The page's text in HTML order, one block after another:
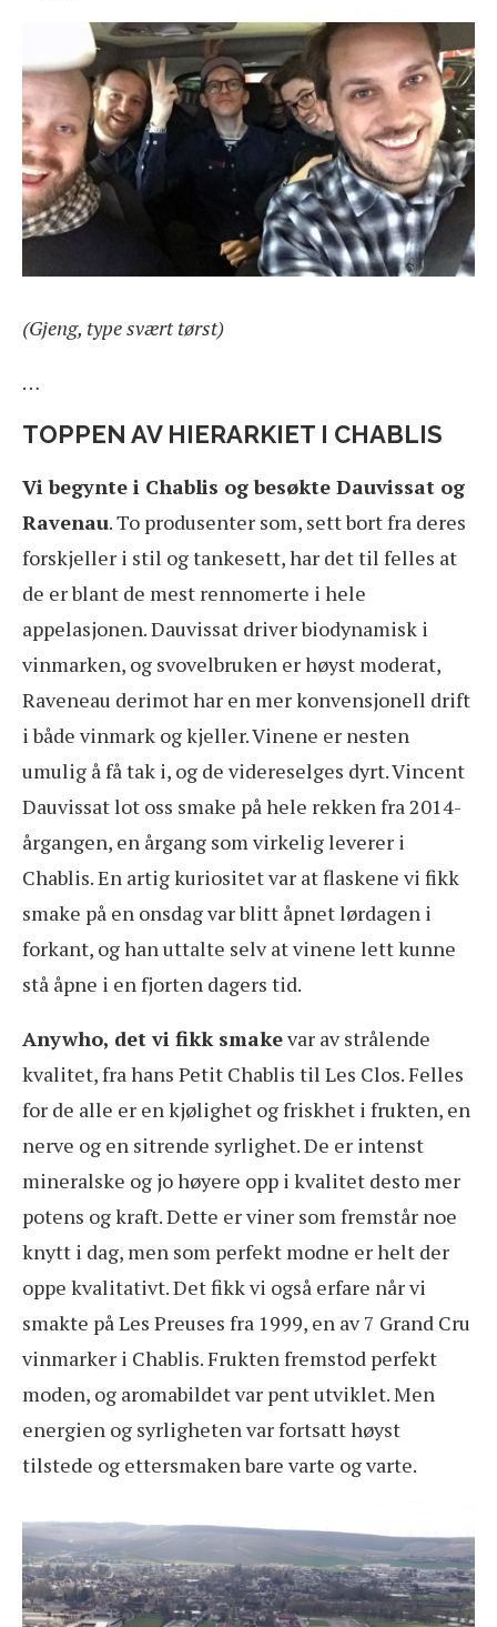
(Gjeng, type svært tørst)
…
TOPPEN AV HIERARKIET I CHABLIS
Vi begynte i Chablis og besøkte Dauvissat og
Ravenau. To produsenter som, sett bort fra deres
forskjeller i stil og tankesett, har det til felles at
de er blant de mest rennomerte i hele
appelasjonen. Dauvissat driver biodynamisk i
vinmarken, og svovelbruken er høyst moderat,
Raveneau derimot har en mer konvensjonell drift
i både vinmark og kjeller. Vinene er nesten
umulig å få tak i, og de videreselges dyrt. Vincent
Dauvissat lot oss smake på hele rekken fra 2014-
årgangen, en årgang som virkelig leverer i
Chablis. En artig kuriositet var at flaskene vi fikk
smake på en onsdag var blitt åpnet lørdagen i
forkant, og han uttalte selv at vinene lett kunne
stå åpne i en fjorten dagers tid.
Anywho, det vi fikk smakevar av strålende
kvalitet, fra hans Petit Chablis til Les Clos. Felles
for de alle er en kjølighet og friskhet i frukten, en
nerve og en sitrende syrlighet. De er intenst
mineralske og jo høyere opp i kvalitet desto mer
potens og kraft. Dette er viner som fremstår noe
knytt i dag, men som perfekt modne er helt der
oppe kvalitativt. Det fikk vi også erfare når vi
smakte på Les Preuses fra 1999, en av 7 Grand Cru
vinmarker i Chablis. Frukten fremstod perfekt
moden, og aromabildet var pent utviklet. Men
energien og syrligheten var fortsatt høyst
tilstede og ettersmaken bare varte og varte.